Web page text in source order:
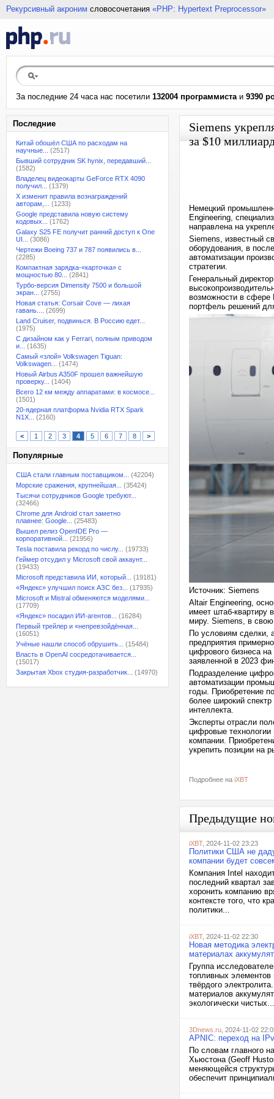
Рекурсивный акроним словосочетания «PHP: Hypertext Preprocessor»
За последние 24 часа нас посетили 132004 программистаи 9390
Последние
Китай обошёл США по расходам на
научные...
(2517)
Бывший сотрудник SK hynix, передавший...
(1582)
Владелец видеокарты GeForce RTX 4090
получил...
(1379)
X изменит правила вознаграждений
авторам,...
(1233)
Google представила новую систему
кодовых...
(1762)
Galaxy S25 FE получит ранний доступ к One
UI...
(3086)
Чертежи Boeing 737 и 787 появились в...
(2285)
Компактная зарядка-«карточка» с
мощностью 80...
(2841)
Турбо-версия Dimensity 7500 и большой
экран...
(2755)
Новая статья: Corsair Cove — лихая
гавань....
(2699)
Land Cruiser, подвинься. В Россию едет...
(1975)
С дизайном как у Ferrari, полным приводом
и...
(1635)
Самый «злой» Volkswagen Tiguan:
Volkswagen...
(1474)
Новый Airbus A350F прошел важнейшую
проверку...
(1404)
Всего 12 км между аппаратами: в космосе...
(1501)
20-ядерная платформа Nvidia RTX Spark
N1X...
(2160)
< 1 2 3 4 5 6 7 8 >
Популярные
США стали главным поставщиком...
(42204)
Морские сражения, крупнейшая...
(35424)
Тысячи сотрудников Google требуют...
(32466)
Chrome для Android стал заметно
плавнее: Google...
(25483)
Вышел релиз OpenIDE Pro —
корпоративной...
(21956)
Tesla поставила рекорд по числу...
(19733)
Геймер отсудил у Microsoft свой аккаунт...
(19433)
Microsoft представила ИИ, который...
(19181)
«Яндекс» улучшил поиск АЗС без...
(17935)
Microsoft и Mistral обменяются моделями...
(17709)
«Яндекс» посадил ИИ-агентов...
(16284)
Первый трейлер и «непревзойдённая...
(16051)
Учёные нашли способ обрушить...
(15484)
Власть в OpenAI сосредотачивается...
(15017)
Закрытая Xbox студия-разработчик...
(14970)
Siemens
за $10
Немецкий
Engineering,
направлена на
Siemens, известный
оборудования, в
автоматизации
стратегии.
Генеральный
возможности в сфере
портфель решений
Источник: Siemens
Altair Engineering,
имеет штаб-квартиру
миру. Siemens, в
По условиям сделки,
предприятия
цифрового бизнеса
заявленной в 2023
Подразделение
автоматизации
годы. Приобретение
более широкий
интеллекта.
Эксперты отрасли
цифровые технологии
компании.
укрепить позиции на
Подробнее на iXBT
Предыдущие
iXBT, 2024-11-02 23:23
Политики США не
компании будет
Компания Intel
последний квартал
хоронить компанию
контексте того, что
политики...
iXBT, 2024-11-02 22:30
Новая методика
материалах
Группа
топливных элементов
твёрдого
материалов
экологически чистых...
3Dnews.ru , 2024-11-02
APNIC: переход на
По словам главного
Хьюстона (Geoff
меняющейся
обеспечит